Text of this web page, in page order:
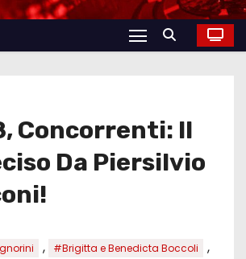
Concorrenti: Il
Da Piersilvio
, #Brigitta e Benedicta Boccoli ,